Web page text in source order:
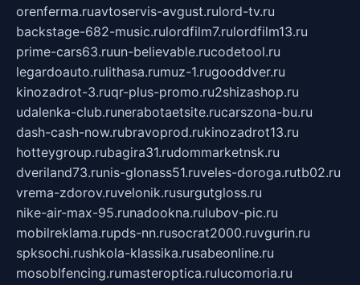
orenferma.ruavtoservis-avgust.rulord-tv.ru
backstage-682-music.rulordfilm7.rulordfilm13.ru
prime-cars63.ruun-believable.rucodetool.ru
legardoauto.rulithasa.rumuz-1.rugooddver.ru
kinozadrot-3.ruqr-plus-promo.ru2shizashop.ru
udalenka-club.runerabotaetsite.rucarszona-bu.ru
dash-cash-now.rubravoprod.rukinozadrot13.ru
hotteygroup.rubagira31.rudommarketnsk.ru
dveriland73.runis-glonass51.ruveles-doroga.rutb02.ru
vrema-zdorov.ruvelonik.rusurgutgloss.ru
nike-air-max-95.runadookna.rulubov-pic.ru
mobilreklama.rupds-nn.rusocrat2000.ruvgurin.ru
spksochi.rushkola-klassika.rusabeonline.ru
mosoblfencing.rumasteroptica.rulucomoria.ru